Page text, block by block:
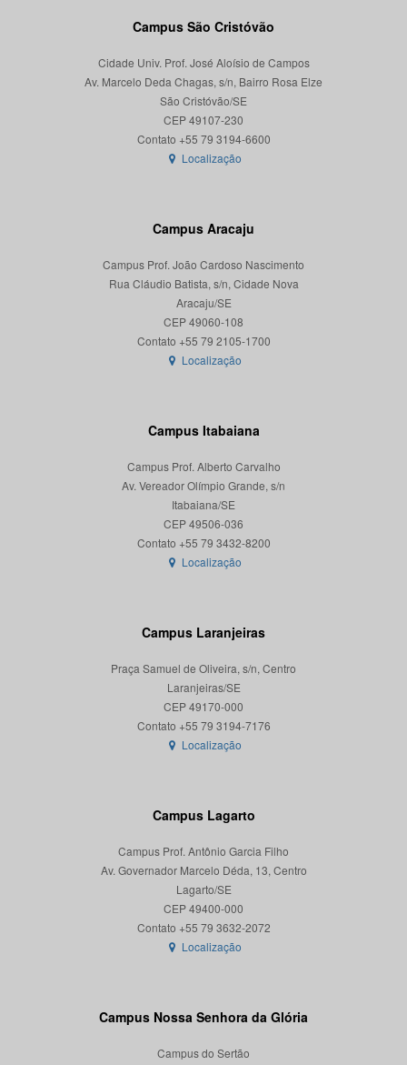
Campus São Cristóvão
Cidade Univ. Prof. José Aloísio de Campos
Av. Marcelo Deda Chagas, s/n, Bairro Rosa Elze
São Cristóvão/SE
CEP 49107-230
Localização
Campus Aracaju
Campus Prof. João Cardoso Nascimento
Rua Cláudio Batista, s/n, Cidade Nova
Aracaju/SE
CEP 49060-108
Localização
Campus Itabaiana
Campus Prof. Alberto Carvalho
Av. Vereador Olímpio Grande, s/n
Itabaiana/SE
CEP 49506-036
Localização
Campus Laranjeiras
Praça Samuel de Oliveira, s/n, Centro
Laranjeiras/SE
CEP 49170-000
Localização
Campus Lagarto
Campus Prof. Antônio Garcia Filho
Av. Governador Marcelo Déda, 13, Centro
Lagarto/SE
CEP 49400-000
Localização
Campus Nossa Senhora da Glória
Campus do Sertão